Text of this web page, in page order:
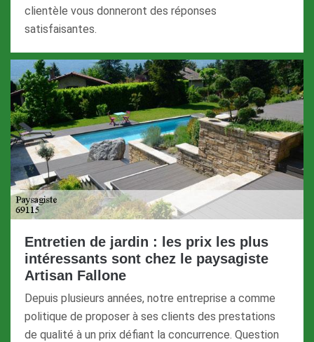
clientèle vous donneront des réponses
satisfaisantes.
Entretien de jardin : les prix les plus
intéressants sont chez le paysagiste
Artisan Fallone
Depuis plusieurs années, notre entreprise a comme
politique de proposer à ses clients des prestations
de qualité à un prix défiant la concurrence. Question